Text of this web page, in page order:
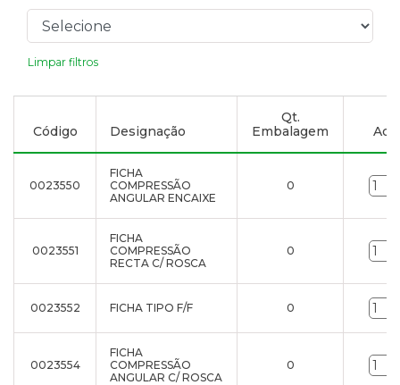
Limpar filtros
Código Designação
Qt.
Embalagem
0023550
FICHA
COMPRESSÃO
ANGULAR ENCAIXE
0
0023551
FICHA
COMPRESSÃO
RECTA C/ ROSCA
0
0023552 FICHA TIPO F/F 0
0023554
FICHA
COMPRESSÃO
ANGULAR C/ ROSCA
0